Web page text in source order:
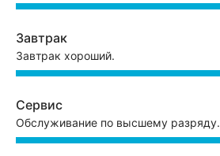
Завтрак
Завтрак хороший.
Сервис
Обслуживание по высшему разряду.